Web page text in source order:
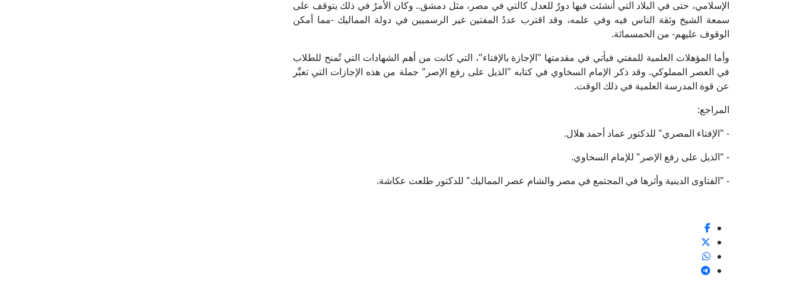
الإسلامي، حتى في البلاد التي أُنشئت فيها دورٌ للعدل كالتي في مصر، مثل دمشق.. وكان الأمرُ في ذلك يتوقف على
سمعة الشيخ وثقة الناس فيه وفي علمه، وقد اقترب عددُ المفتين غير الرسميين في دولة المماليك -مما أمكن
الوقوف عليهم- من الخمسمائة.
وأما المؤهلات العلمية للمفتي فيأتي في مقدمتها "الإجازة بالإفتاء"، التي كانت من أهم الشهادات التي تُمنح للطلاب
في العصر المملوكي. وقد ذكر الإمام السخاوي في كتابه "الذيل على رفع الإصر" جملة من هذه الإجازات التي تعبِّر
عن قوة المدرسة العلمية في ذلك الوقت.
المراجع:
- "الإفتاء المصري" للدكتور عماد أحمد هلال.
- "الذيل على رفع الإصر" للإمام السخاوي.
- "الفتاوى الدينية وأثرها في المجتمع في مصر والشام عصر المماليك" للدكتور طلعت عكاشة.